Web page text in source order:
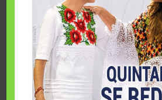
Fairmont Mayakoba y Make-A-Wish
esfuerzos para hacer realidad el deseo